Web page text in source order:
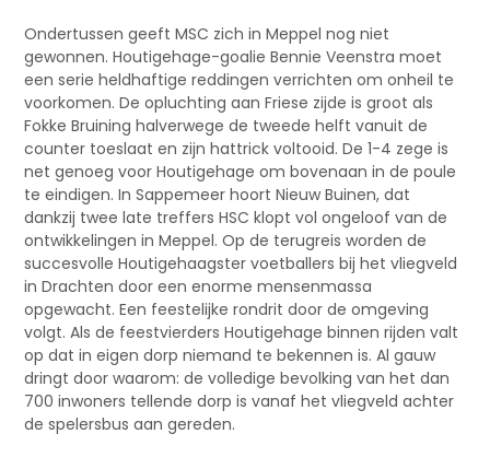
Ondertussen geeft MSC zich in Meppel nog niet
gewonnen. Houtigehage-goalie Bennie Veenstra moet
een serie heldhaftige reddingen verrichten om onheil te
voorkomen. De opluchting aan Friese zijde is groot als
Fokke Bruining halverwege de tweede helft vanuit de
counter toeslaat en zijn hattrick voltooid. De 1-4 zege is
net genoeg voor Houtigehage om bovenaan in de poule
te eindigen. In Sappemeer hoort Nieuw Buinen, dat
dankzij twee late treffers HSC klopt vol ongeloof van de
ontwikkelingen in Meppel. Op de terugreis worden de
succesvolle Houtigehaagster voetballers bij het vliegveld
in Drachten door een enorme mensenmassa
opgewacht. Een feestelijke rondrit door de omgeving
volgt. Als de feestvierders Houtigehage binnen rijden valt
op dat in eigen dorp niemand te bekennen is. Al gauw
dringt door waarom: de volledige bevolking van het dan
700 inwoners tellende dorp is vanaf het vliegveld achter
de spelersbus aan gereden.